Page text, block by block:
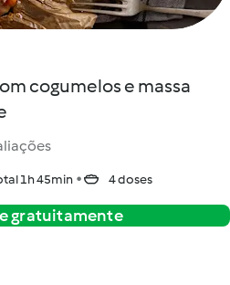
cogumelos e massa
1h 45min 4 doses
gratuitamente